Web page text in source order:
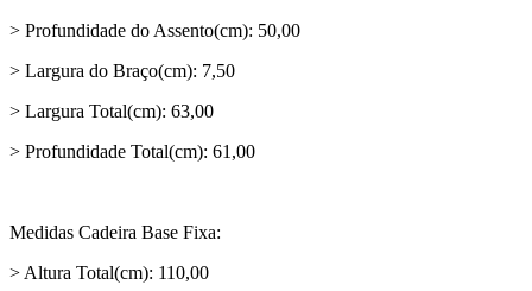
> Profundidade do Assento(cm): 50,00
> Largura do Braço(cm): 7,50
> Largura Total(cm): 63,00
> Profundidade Total(cm): 61,00
Medidas Cadeira Base Fixa:
> Altura Total(cm): 110,00